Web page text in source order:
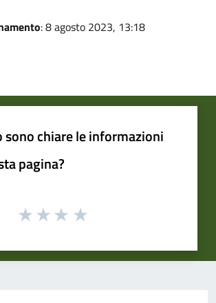
: 8 agosto 2023, 13:18
sono chiare le informazioni
pagina?